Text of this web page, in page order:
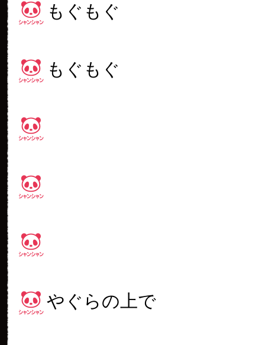
もぐもぐ
もぐもぐ
やぐらの上で